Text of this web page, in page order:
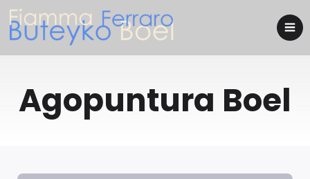
Agopuntura Boel